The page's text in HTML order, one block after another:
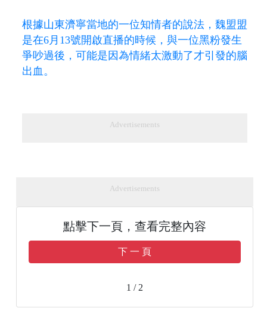
根據山東濟寧當地的一位知情者的說法，魏盟盟
是在6月13號開啟直播的時候，與一位黑粉發生
爭吵過後，可能是因為情緒太激動了才引發的腦
出血。
Advertisements
Advertisements
點擊下一頁，查看完整內容
下 一 頁
1 / 2